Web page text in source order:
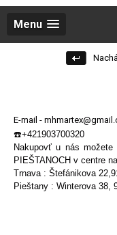
Menu
E-mail -
☎️+421903700320
Nakupovť u nás
PIEŠTANOCH v centre
Trnava : Štefánikova
Pieštany : Winterova 38,